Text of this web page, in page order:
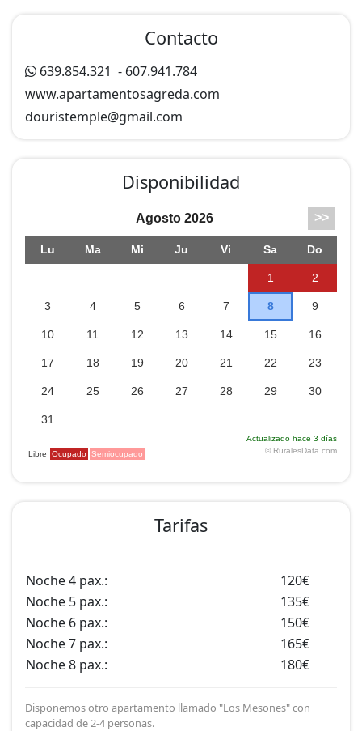
Contacto
639.854.321 - 607.941.784
www.apartamentosagreda.com
douristemple@gmail.com
Disponibilidad
Tarifas
Noche 4 pax.:
120€
Noche 5 pax.:
135€
Noche 6 pax.:
150€
Noche 7 pax.:
165€
Noche 8 pax.:
180€
Disponemos otro apartamento llamado "Los Mesones" con
capacidad de 2-4 personas.